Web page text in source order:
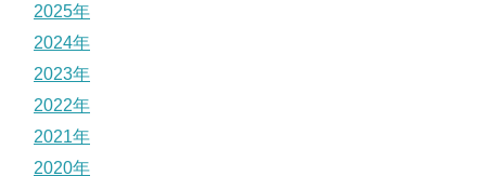
2025年
2024年
2023年
2022年
2021年
2020年